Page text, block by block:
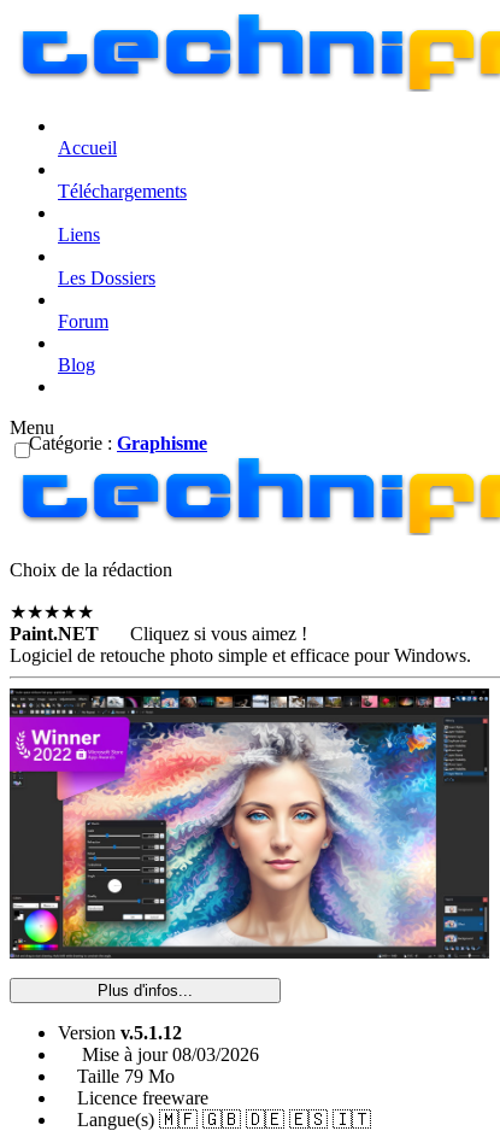
Accueil
Téléchargements
Liens
Les Dossiers
Forum
Blog
Menu
Catégorie : Graphisme
Choix de la rédaction
★★★★★
Paint.NET
Cliquez si vous aimez !
Logiciel de retouche photo simple et efficace pour Windows.
Plus d'infos...
Version v.5.1.12
Mise à jour08/03/2026
Taille 79 Mo
Licence freeware
Langue(s) 🇲🇫 🇬🇧 🇩🇪 🇪🇸 🇮🇹